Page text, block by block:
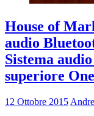
House of
audio
Sistema
superiore
12 Ottobre 2015